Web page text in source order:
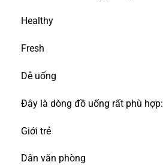
Healthy
Fresh
Dễ uống
Đây là dòng đồ uống rất phù hợp:
Giới trẻ
Dân văn phòng